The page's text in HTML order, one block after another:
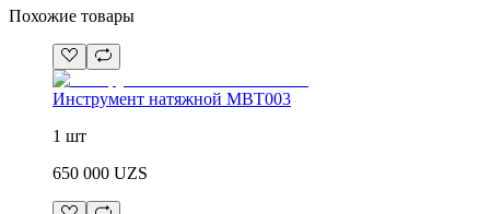
Похожие товары
Инструмент натяжной MBT003
1 шт
650 000 UZS